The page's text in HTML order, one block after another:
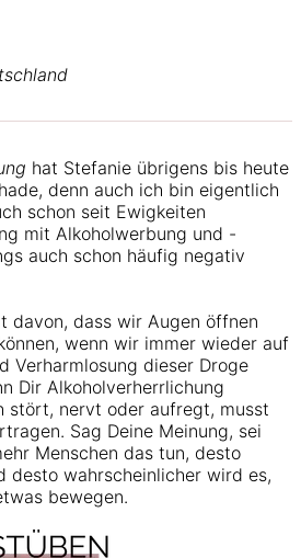
hat Stefanie übrigens bis heute
denn auch ich bin eigentlich
schon seit Ewigkeiten
mit Alkoholwerbung und -
auch schon häufig negativ
davon, dass wir Augen öffnen
wenn wir immer wieder auf
Verharmlosung dieser Droge
Dir Alkoholverherrlichung
stört, nervt oder aufregt, musst
Sag Deine Meinung, sei
Menschen das tun, desto
desto wahrscheinlicher wird es,
bewegen.